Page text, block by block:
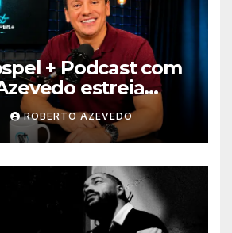
+ Podcast com
estreia
e reúne
da música
ROBERTO AZEVEDO